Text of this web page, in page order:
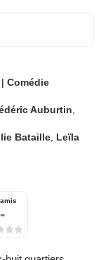
| Comédie
Auburtin
Bataille Leïla